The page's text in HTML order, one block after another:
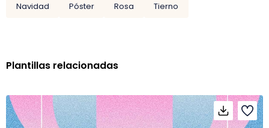
Navidad
Póster Rosa Tierno
Plantillas relacionadas